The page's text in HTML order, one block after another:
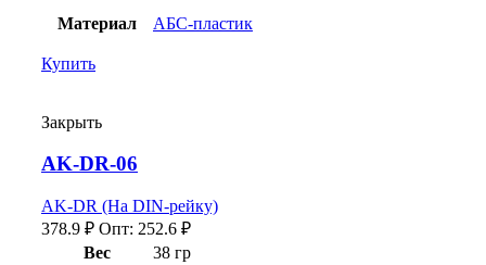
Материал АБС-пластик
Купить
Закрыть
AK-DR-06
AK-DR (На DIN-рейку)
378.9 ₽ Опт: 252.6 ₽
Вес
38 гр